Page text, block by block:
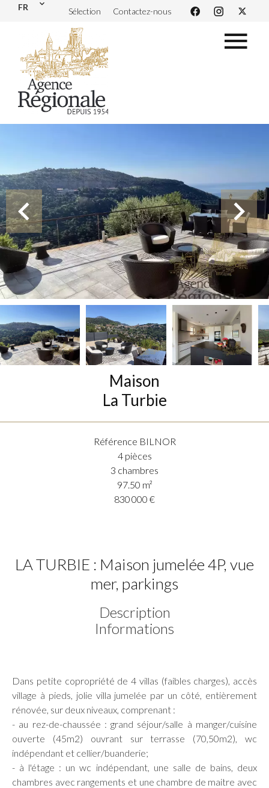
FR Sélection Contactez-nous
Maison
La Turbie
Référence BILNOR
4 pièces
3 chambres
97.50 m²
830 000 €
LA TURBIE : Maison jumelée 4P, vue
mer, parkings
Description
Informations
Dans petite copropriété de 4 villas (faibles charges), accès
village à pieds, jolie villa jumelée par un côté, entièrement
rénovée, sur deux niveaux, comprenant :
- au rez-de-chaussée : grand séjour/salle à manger/cuisine
ouverte (45m2) ouvrant sur terrasse (70,50m2), wc
indépendant et cellier/buanderie;
- à l'étage : un wc indépendant, une salle de bains, deux
chambres avec rangements et une chambre de maitre avec